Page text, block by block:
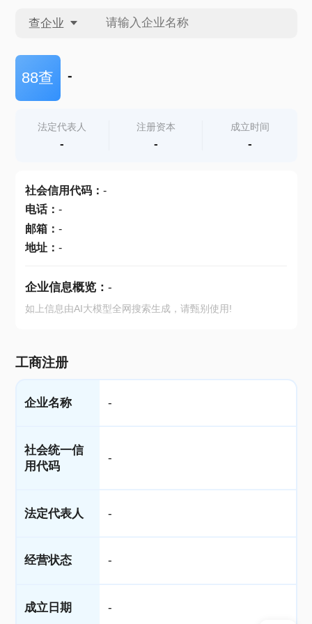
查企业
查企业
查产地
88查 -
法定代表人
-
注册资本
-
成立时间
-
社会信用代码： -
电话： -
邮箱： -
地址： -
企业信息概览： -
如上信息由AI大模型全网搜索生成，请甄别使用!
工商注册
企业名称 -
社会统一信
用代码
-
法定代表人 -
经营状态 -
成立日期 -